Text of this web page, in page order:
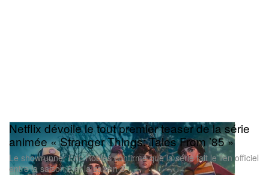
Netflix dévoile le tout premier teaser de la série
animée « Stranger Things: Tales From ’85 »
Le showrunner Eric Robles confirme que la série fait le lien officiel
entre la saison 2 et la saison 3.